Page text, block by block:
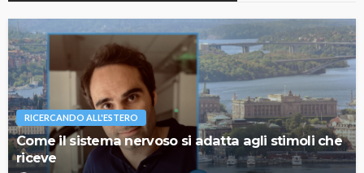
RICERCANDO ALL'ESTERO
Come il sistema nervoso si adatta agli stimoli che
riceve